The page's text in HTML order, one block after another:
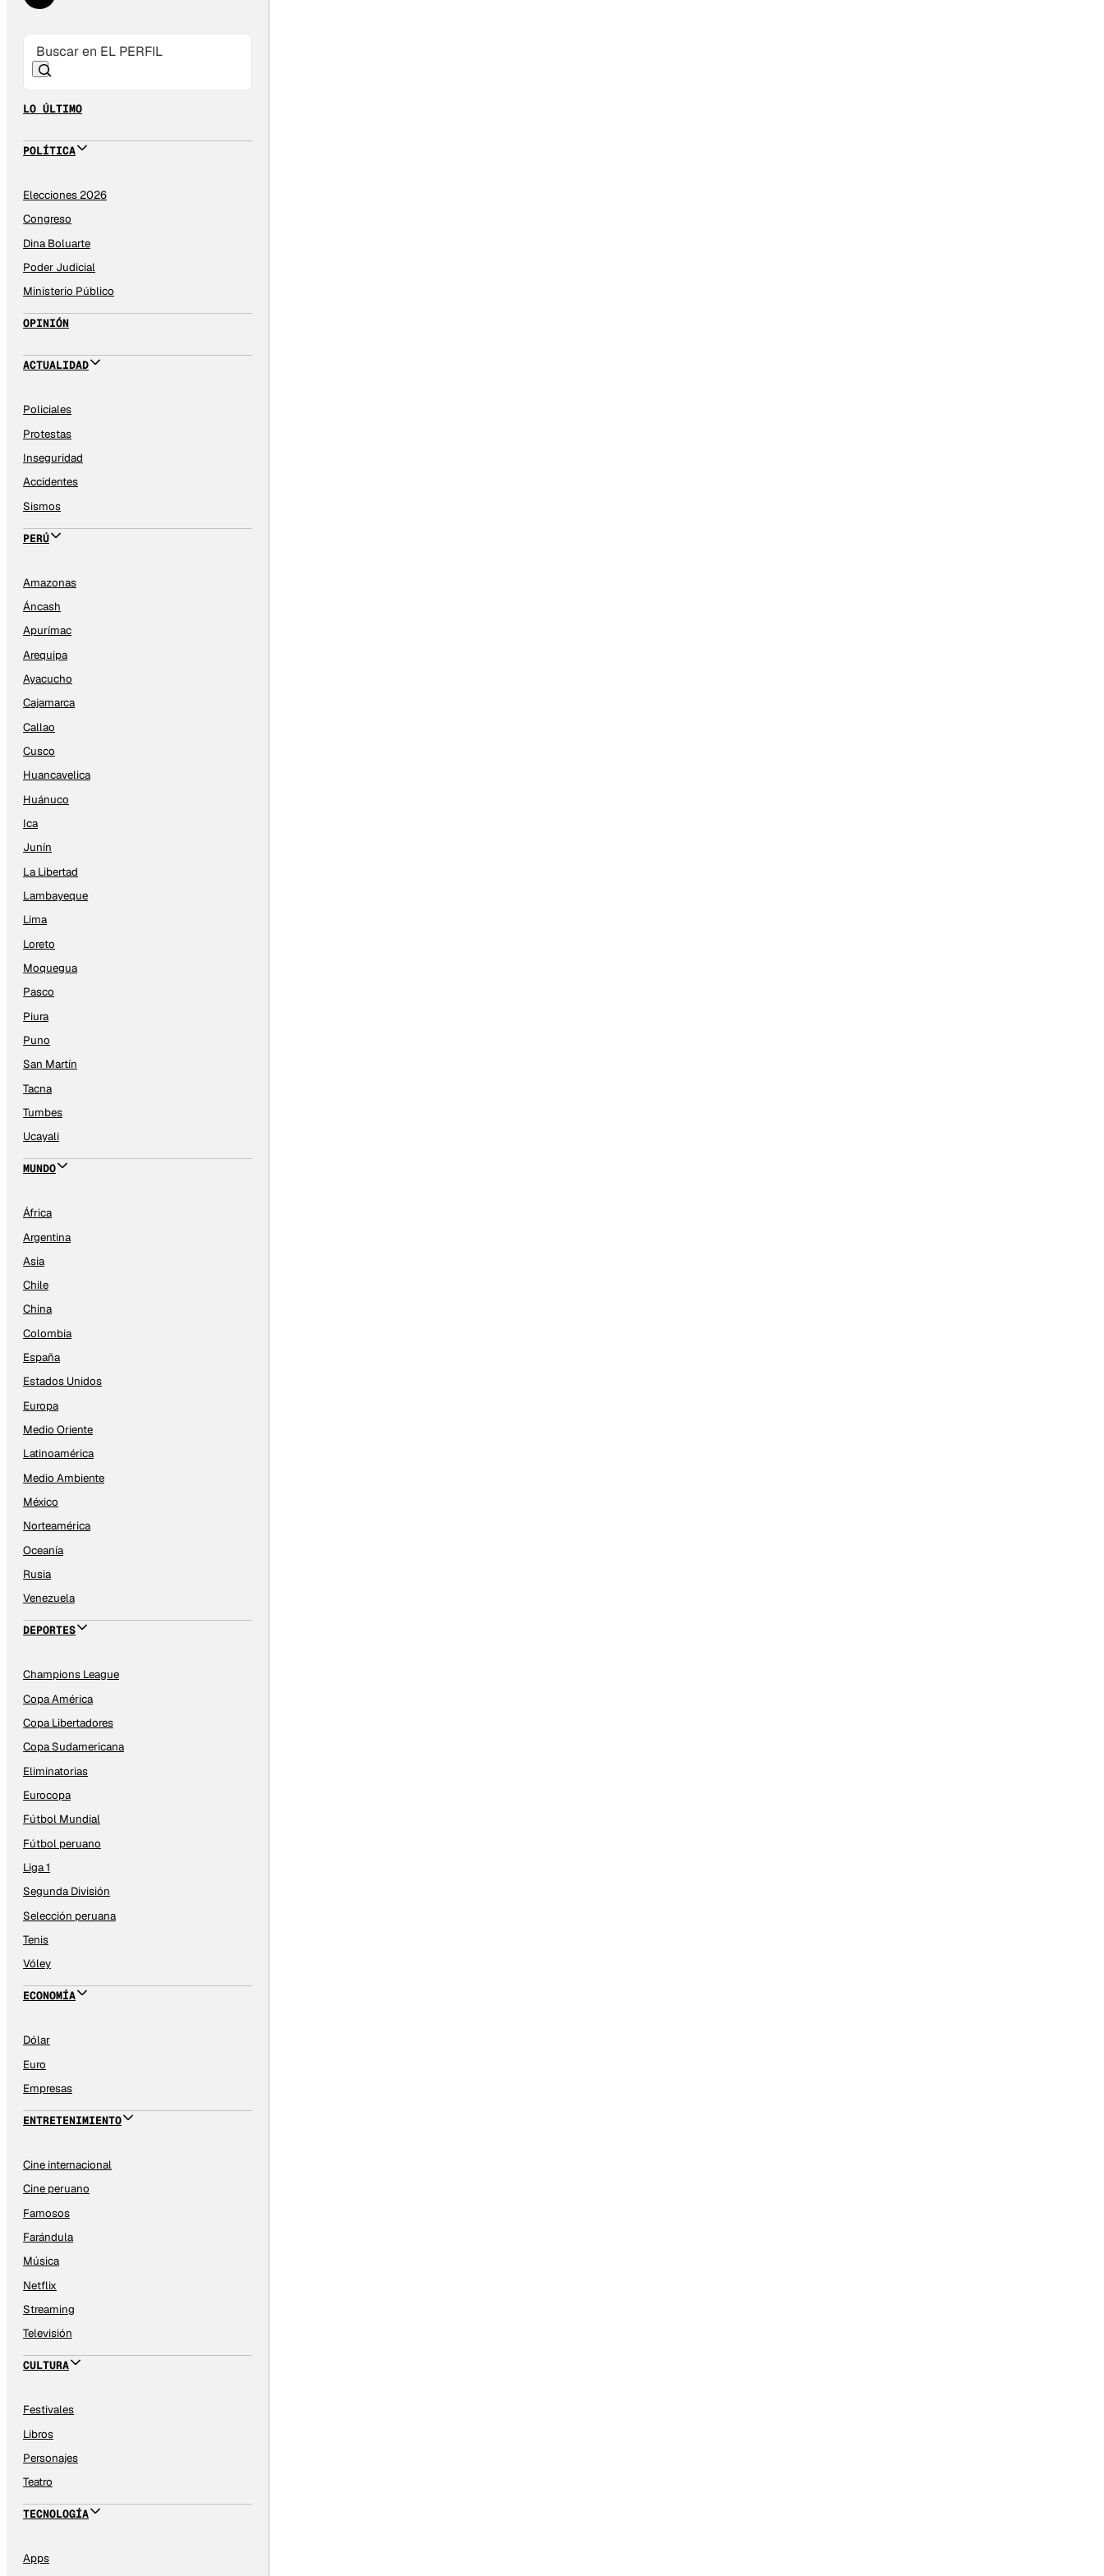
LO ÚLTIMO
POLÍTICA
Elecciones 2026
Congreso
Dina Boluarte
Poder Judicial
Ministerio Público
OPINIÓN
ACTUALIDAD
Policiales
Protestas
Inseguridad
Accidentes
Sismos
PERÚ
Amazonas
Áncash
Apurímac
Arequipa
Ayacucho
Cajamarca
Callao
Cusco
Huancavelica
Huánuco
Ica
Junín
La Libertad
Lambayeque
Lima
Loreto
Moquegua
Pasco
Piura
Puno
San Martín
Tacna
Tumbes
Ucayali
MUNDO
África
Argentina
Asia
Chile
China
Colombia
España
Estados Unidos
Europa
Medio Oriente
Latinoamérica
Medio Ambiente
México
Norteamérica
Oceanía
Rusia
Venezuela
DEPORTES
Champions League
Copa América
Copa Libertadores
Copa Sudamericana
Eliminatorias
Eurocopa
Fútbol Mundial
Fútbol peruano
Liga 1
Segunda División
Selección peruana
Tenis
Vóley
ECONOMÍA
Dólar
Euro
Empresas
ENTRETENIMIENTO
Cine internacional
Cine peruano
Famosos
Farándula
Música
Netflix
Streaming
Televisión
CULTURA
Festivales
Libros
Personajes
Teatro
TECNOLOGÍA
Apps